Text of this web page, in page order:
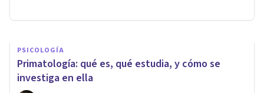
PSICOLOGÍA
Primatología: qué es, qué estudia, y cómo se
investiga en ella